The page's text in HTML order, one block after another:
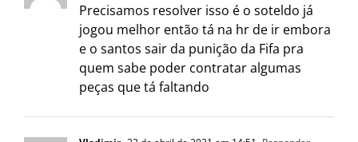
Precisamos resolver isso é o soteldo já
jogou melhor então tá na hr de ir embora
e o santos sair da punição da Fifa pra
quem sabe poder contratar algumas
peças que tá faltando